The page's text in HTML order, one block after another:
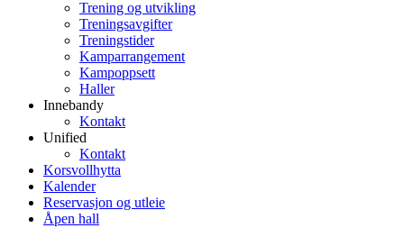
Trening og utvikling
Treningsavgifter
Treningstider
Kamparrangement
Kampoppsett
Haller
Innebandy
Kontakt
Unified
Kontakt
Korsvollhytta
Kalender
Reservasjon og utleie
Åpen hall